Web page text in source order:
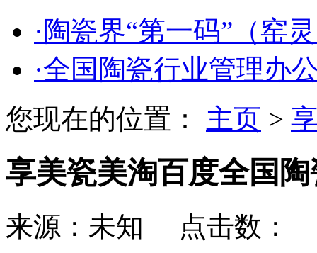
·陶瓷界“第一码”（窑
·全国陶瓷行业管理办
您现在的位置： 主页 >
享美瓷美淘百度全国
来源：未知 点击数：